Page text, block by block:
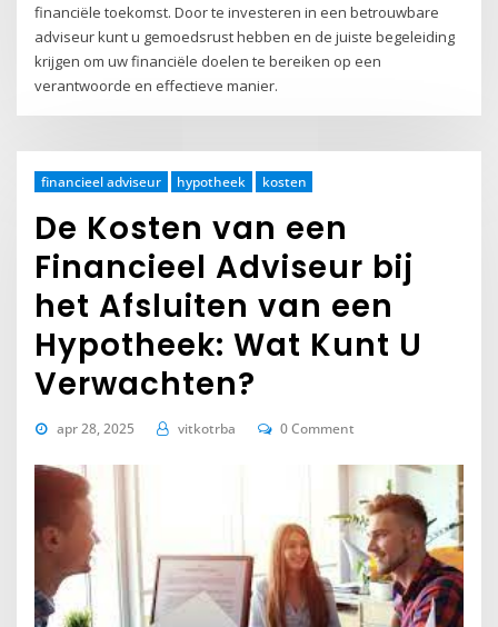
financiële toekomst. Door te investeren in een betrouwbare
adviseur kunt u gemoedsrust hebben en de juiste begeleiding
krijgen om uw financiële doelen te bereiken op een
verantwoorde en effectieve manier.
financieel adviseur hypotheek kosten
De Kosten van een
Financieel Adviseur bij
het Afsluiten van een
Hypotheek: Wat Kunt U
Verwachten?
apr 28, 2025 vitkotrba 0 Comment